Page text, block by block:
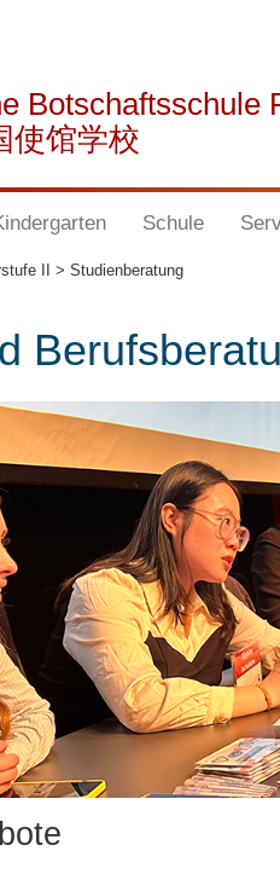
Botschaftsschule
使馆学校
Schule
II > Studienberatung